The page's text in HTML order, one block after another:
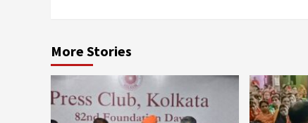
More Stories